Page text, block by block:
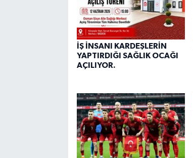
İŞ İNSANI KARDEŞLERİN
YAPTIRDIĞI SAĞLIK OCAĞI
AÇILIYOR.